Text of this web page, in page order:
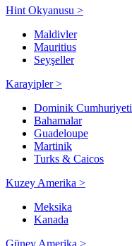
Hint Okyanusu >
Maldivler
Mauritius
Seyşeller
Karayipler >
Dominik Cumhuriyeti
Bahamalar
Guadeloupe
Martinik
Turks & Caicos
Kuzey Amerika >
Meksika
Kanada